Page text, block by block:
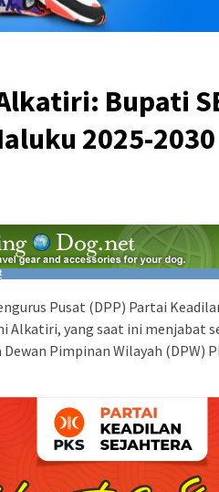
Bupati
2025-2030
Pusat (DPP) Partai
Alkatiri, yang saat ini menjabat
Pimpinan Wilayah (DPW)